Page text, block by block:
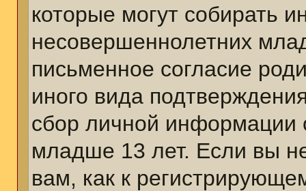
которые могут собирать
несовершеннолетних
письменное согласие
иного вида
сбор личной информации
младше 13 лет. Если вы
вам, как к